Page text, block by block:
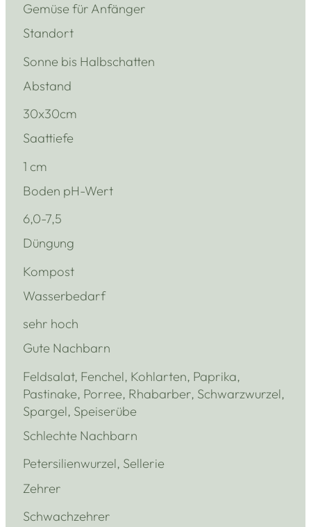
Gemüse für Anfänger
Standort
Sonne bis Halbschatten
Abstand
30x30cm
Saattiefe
1 cm
Boden pH-Wert
6,0-7,5
Düngung
Kompost
Wasserbedarf
sehr hoch
Gute Nachbarn
Feldsalat, Fenchel, Kohlarten, Paprika,
Pastinake, Porree, Rhabarber, Schwarzwurzel,
Spargel, Speiserübe
Schlechte Nachbarn
Petersilienwurzel, Sellerie
Zehrer
Schwachzehrer